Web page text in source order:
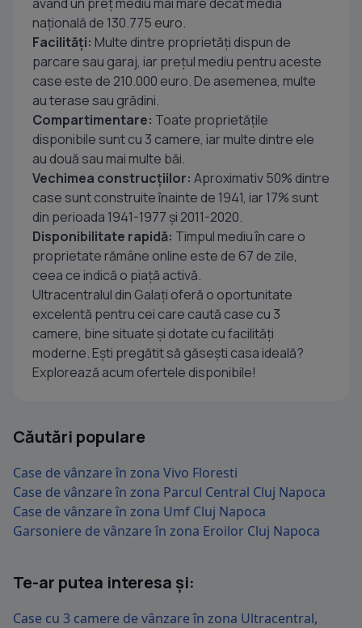
națională de 130.775 euro.
Facilități: Multe dintre proprietăți dispun de
parcare sau garaj, iar prețul mediu pentru aceste
case este de 210.000 euro. De asemenea, multe
au terase sau grădini.
Compartimentare: Toate proprietățile
disponibile sunt cu 3 camere, iar multe dintre ele
au două sau mai multe băi.
Vechimea construcțiilor: Aproximativ 50% dintre
case sunt construite înainte de 1941, iar 17% sunt
din perioada 1941-1977 și 2011-2020.
Disponibilitate rapidă: Timpul mediu în care o
proprietate rămâne online este de 67 de zile,
ceea ce indică o piață activă.
Ultracentralul din Galați oferă o oportunitate
excelentă pentru cei care caută case cu 3
camere, bine situate și dotate cu facilități
moderne. Ești pregătit să găsești casa ideală?
Explorează acum ofertele disponibile!
Căutări populare
Case de vânzare în zona Vivo Floresti
Case de vânzare în zona Parcul Central Cluj Napoca
Case de vânzare în zona Umf Cluj Napoca
Garsoniere de vânzare în zona Eroilor Cluj Napoca
Te-ar putea interesa și:
Case cu 3 camere de vânzare în zona Ultracentral,